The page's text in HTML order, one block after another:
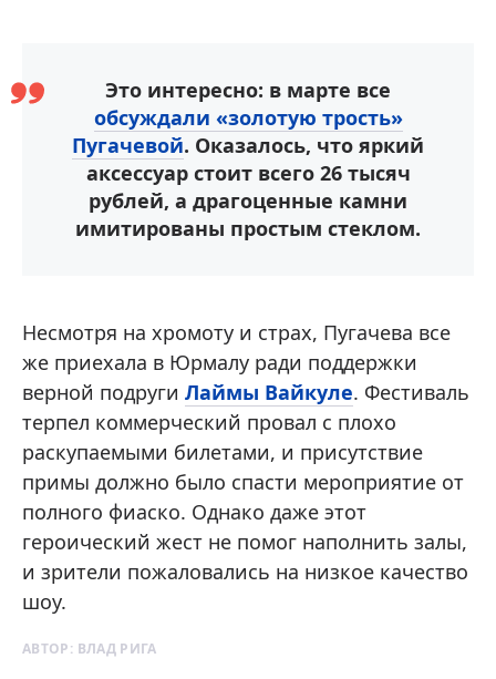
Это интересно: в марте все
обсуждали «золотую трость»
Пугачевой. Оказалось, что яркий
аксессуар стоит всего 26 тысяч
рублей, а драгоценные камни
имитированы простым стеклом.
Несмотря на хромоту и страх, Пугачева все
же приехала в Юрмалу ради поддержки
верной подруги Лаймы Вайкуле. Фестиваль
терпел коммерческий провал с плохо
раскупаемыми билетами, и присутствие
примы должно было спасти мероприятие от
полного фиаско. Однако даже этот
героический жест не помог наполнить залы,
и зрители пожаловались на низкое качество
шоу.
АВТОР: ВЛАД РИГА